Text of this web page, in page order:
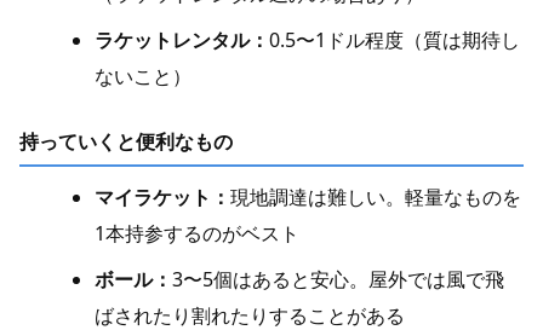
ラケットレンタル：0.5〜1ドル程度（質は期待し
ないこと）
持っていくと便利なもの
マイラケット：現地調達は難しい。軽量なものを
1本持参するのがベスト
ボール：3〜5個はあると安心。屋外では風で飛
ばされたり割れたりすることがある